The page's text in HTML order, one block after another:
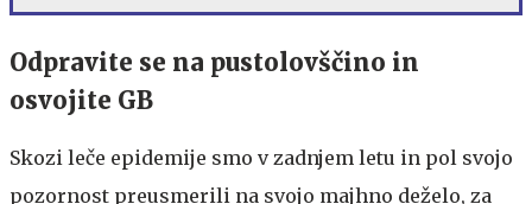
Odpravite se na pustolovščino in
osvojite GB
Skozi leče epidemije smo v zadnjem letu in pol svojo
pozornost preusmerili na svojo majhno deželo, za